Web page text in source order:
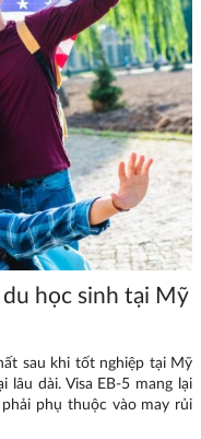
du học sinh tại Mỹ
sau khi tốt nghiệp tại Mỹ
dài. Visa EB-5 mang lại
phụ thuộc vào may rủi